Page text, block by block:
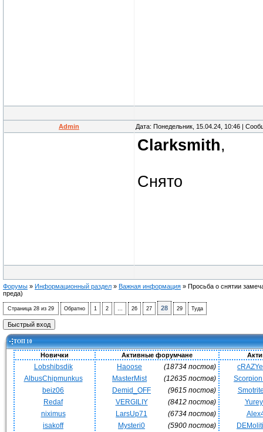
Admin Дата: Понедельник, 15.04.24, 10:46 |
Clarksmith,
Снято
Форумы » Информационный раздел » Важная информация » Просьба о снятии
преда)
Страница 28 из 29 Обратно 1 2 … 26 27 28 29 Туда
ТОП 10
Новички Активные форумчане
Lobshibsdik
AlbusChipmunkus
beiz06
Redaf
niximus
isakoff
Haoose
(18734 постов)
MasterMist
(12635 постов)
Demid_OFF
(9615 постов)
VERGILIY
(8412 постов)
LarsUp71
(6734 постов)
Mysteri0
(5900 постов)